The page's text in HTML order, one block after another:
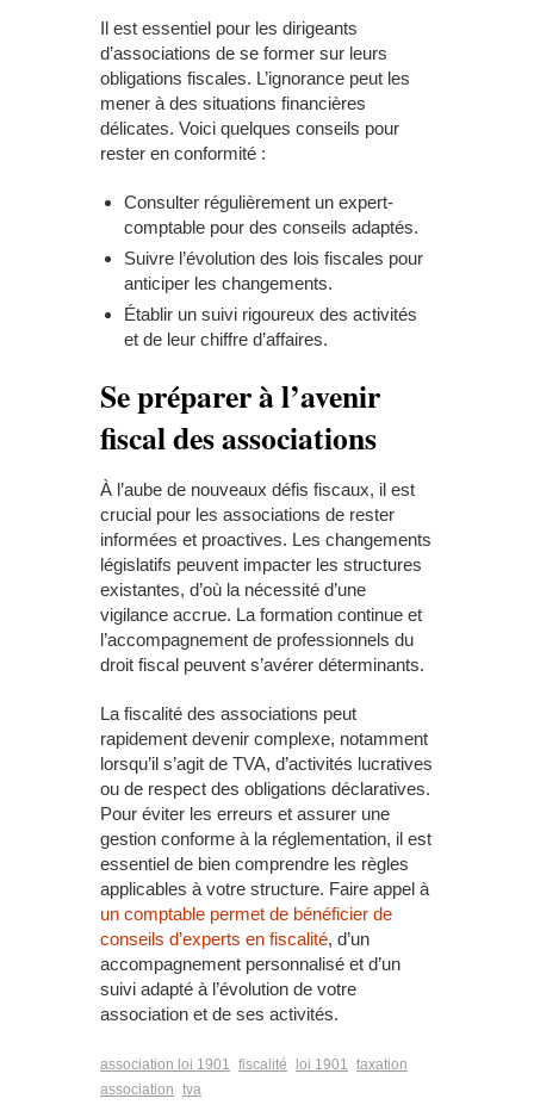
Il est essentiel pour les dirigeants
d’associations de se former sur leurs
obligations fiscales. L’ignorance peut les
mener à des situations financières
délicates. Voici quelques conseils pour
rester en conformité :
Consulter régulièrement un expert-
comptable pour des conseils adaptés.
Suivre l’évolution des lois fiscales pour
anticiper les changements.
Établir un suivi rigoureux des activités
et de leur chiffre d’affaires.
Se préparer à l’avenir
fiscal des associations
À l’aube de nouveaux défis fiscaux, il est
crucial pour les associations de rester
informées et proactives. Les changements
législatifs peuvent impacter les structures
existantes, d’où la nécessité d’une
vigilance accrue. La formation continue et
l’accompagnement de professionnels du
droit fiscal peuvent s’avérer déterminants.
La fiscalité des associations peut
rapidement devenir complexe, notamment
lorsqu’il s’agit de TVA, d’activités lucratives
ou de respect des obligations déclaratives.
Pour éviter les erreurs et assurer une
gestion conforme à la réglementation, il est
essentiel de bien comprendre les règles
applicables à votre structure. Faire appel à
un comptable permet de bénéficier de
conseils d’experts en fiscalité, d’un
accompagnement personnalisé et d’un
suivi adapté à l’évolution de votre
association et de ses activités.
association loi 1901 fiscalité loi 1901
taxation
association tva